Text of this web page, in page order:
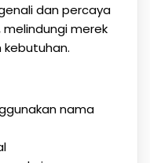
dan percaya
melindungi merek
kebutuhan.
nama